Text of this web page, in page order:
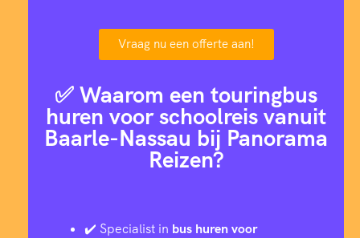
Vraag nu een offerte aan!
✅ Waarom een touringbus
huren voor schoolreis vanuit
Baarle-Nassau bij Panorama
Reizen?
✔️ Specialist in bus huren voor